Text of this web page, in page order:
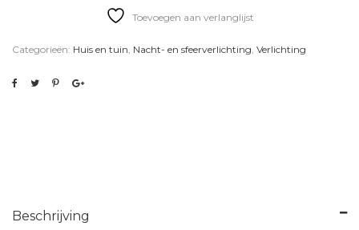
Toevoegen aan verlanglijst
Categorieën: Huis en tuin, Nacht- en sfeerverlichting, Verlichting
Beschrijving